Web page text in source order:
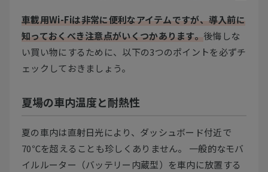
車載用Wi-Fiは非常に便利なアイテムですが、導入前に
知っておくべき注意点がいくつかあります。 後悔しな
い買い物にするために、以下の3つのポイントを必ずチ
ェックしておきましょう。
夏場の車内温度と耐熱性
夏の車内は直射日光により、ダッシュボード付近で
70℃を超えることも珍しくありません。 一般的なモバ
イルルーター（バッテリー内蔵型）を車内に放置する